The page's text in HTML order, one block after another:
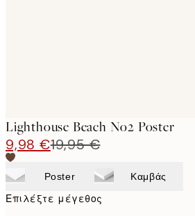
Lighthouse Beach No2 Poster
9,98 €19,95 €
Poster Καμβάς
Επιλέξτε μέγεθος